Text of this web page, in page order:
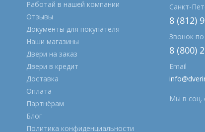
Работай в нашей компании
Отзывы
Документы для покупателя
Наши магазины
Двери на заказ
Двери в кредит
Доставка
Оплата
Партнёрам
Блог
Политика конфиденциальности
Санкт-
8 (812)
Звонок
8 (800)
Email
Мы в соц.